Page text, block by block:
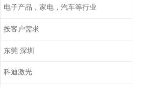
电子产品，家电，汽车等行业
按客户需求
东莞 深圳
科迪激光